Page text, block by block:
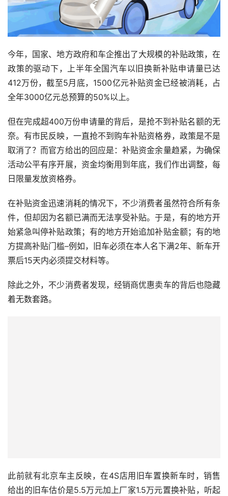
今年，国家、地方政府和车企推出了大规模的补贴政策，在
政策的驱动下，上半年全国汽车以旧换新补贴申请量已达
412万份，截至5月底，1500亿元补贴资金已经被消耗，占
全年3000亿元总预算的50%以上。
但在完成超400万份申请量的背后，是抢不到补贴名额的无
奈。有市民反映，一直抢不到购车补贴资格券，政策是不是
取消了？而官方给出的回应是：补贴资金余量趋紧，为确保
活动公平有序开展，资金均衡用到年底，我们作出调整，每
日限量发放资格券。
在补贴资金迅速消耗的情况下，不少消费者虽然符合所有条
件，但却因为名额已满而无法享受补贴。于是，有的地方开
始紧急叫停补贴政策；有的地方开始追加补贴金额；有的地
方提高补贴门槛–例如，旧车必须在本人名下满2年、新车开
票后15天内必须提交材料等。
除此之外，不少消费者发现，经销商优惠卖车的背后也隐藏
着无数套路。
此前就有北京车主反映，在4S店用旧车置换新车时，销售
给出的旧车估价是5.5万元加上厂家1.5万元置换补贴，听起